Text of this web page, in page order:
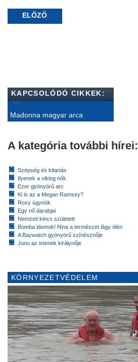
ELŐZŐ
KAPCSOLÓDÓ CIKKEK:
Madonna magyar arca
A kategória további hírei:
Szépség és kitartás
Ilyenek a viking nők
Ezer gyönyörű arc
Ki is az a Megan Ramsey?
Roxy ügynök
Egy nő darabjai
Nemzeti kincs született
Bomba idomok! Nina a természet lágy ölén
A Baywatch gyönyörű színésznője
Juno az istenek királynője
KÖRNYEZETVÉDELEM